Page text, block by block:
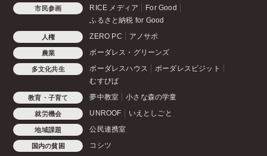
市民参画 RICE メディア
For Good
ふるさと納税 for Good
人権 ZERO PC アノサポ
農業 ボーダレス・グリーンズ
多文化共生 ボーダレスハウス
ボーダレスビジット
むすびば
教育・子育て 夢中教室 小さな森の学童
就労機会 UNROOF いえとしごと
地域課題 公民連携室
国内の貧困 コシツ